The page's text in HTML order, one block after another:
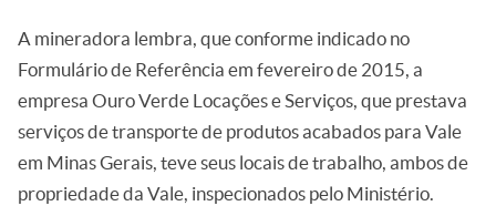
A mineradora lembra, que conforme indicado no
Formulário de Referência em fevereiro de 2015, a
empresa Ouro Verde Locações e Serviços, que prestava
serviços de transporte de produtos acabados para Vale
em Minas Gerais, teve seus locais de trabalho, ambos de
propriedade da Vale, inspecionados pelo Ministério.